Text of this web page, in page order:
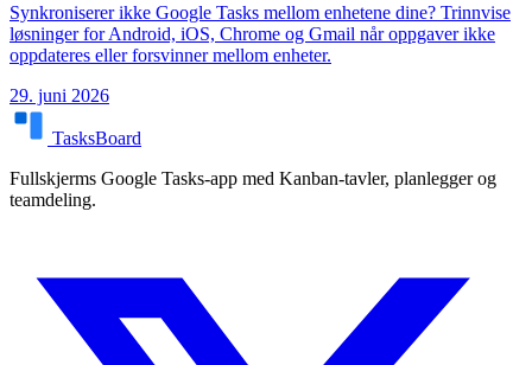
Synkroniserer ikke Google Tasks mellom enhetene dine? Trinnvise
løsninger for Android, iOS, Chrome og Gmail når oppgaver ikke
oppdateres eller forsvinner mellom enheter.
29. juni 2026
TasksBoard
Fullskjerms Google Tasks-app med Kanban-tavler, planlegger og
teamdeling.